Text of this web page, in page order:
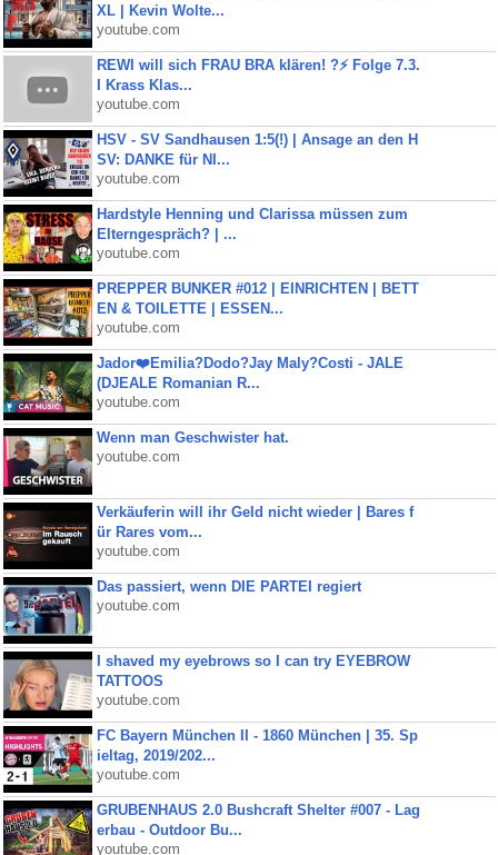
XL | Kevin Wolte...
youtube.com
REWI will sich FRAU BRA klären! ?⚡️ Folge 7.3.
I Krass Klas...
youtube.com
HSV - SV Sandhausen 1:5(!) | Ansage an den H
SV: DANKE für NI...
youtube.com
Hardstyle Henning und Clarissa müssen zum
Elterngespräch? | ...
youtube.com
PREPPER BUNKER #012 | EINRICHTEN | BETT
EN & TOILETTE | ESSEN...
youtube.com
Jador❤️Emilia?Dodo?Jay Maly?Costi - JALE
(DJEALE Romanian R...
youtube.com
Wenn man Geschwister hat.
youtube.com
Verkäuferin will ihr Geld nicht wieder | Bares f
ür Rares vom...
youtube.com
Das passiert, wenn DIE PARTEI regiert
youtube.com
I shaved my eyebrows so I can try EYEBROW
TATTOOS
youtube.com
FC Bayern München II - 1860 München | 35. Sp
ieltag, 2019/202...
youtube.com
GRUBENHAUS 2.0 Bushcraft Shelter #007 - Lag
erbau - Outdoor Bu...
youtube.com